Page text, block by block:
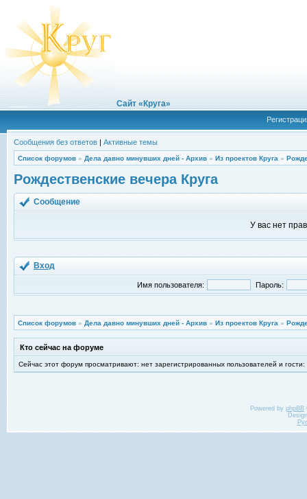
Сайт «Круга»
Сообщения без ответов | Активные темы
Список форумов » Дела давно минувших дней - Архив » Из проектов Круга »
Рождественские вечера Круга
Сообщение
У вас нет
Вход
Имя пользователя: Пароль:
Список форумов » Дела давно минувших дней - Архив » Из проектов Круга »
Кто сейчас на форуме
Сейчас этот форум просматривают: нет зарегистрированных пользователей и гости:
Powered by phpBB